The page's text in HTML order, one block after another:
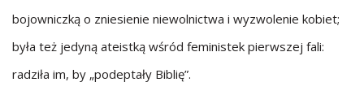
bojowniczką o zniesienie niewolnictwa i wyzwolenie kobiet;
była też jedyną ateistką wśród feministek pierwszej fali:
radziła im, by „podeptały Biblię”.